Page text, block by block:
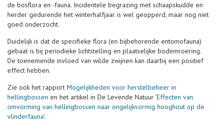
de bosflora en -fauna. Incidentele begrazing met schaapskudde en
herder gedurende het winterhalfjaar is wel geopperd, maar nog niet
goed onderzocht.
Duidelijk is dat de specifieke flora (en bijbehorende entomofauna)
gebaat is bij periodieke lichtstelling en plaatselijke bodemroering.
De toenemende invloed van wilde zwijnen kan daarbij een positief
effect hebben.
Zie ook het rapport Mogelijkheden voor herstelbeheer in
hellingbossen en het artikel in De Levende Natuur 'Effecten van
omvorming van hellingbossen naar ongelijkvormig hooghout op de
vlinderfauna'.